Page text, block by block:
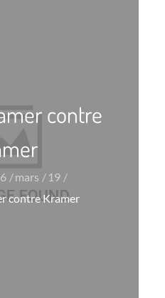
contre
mars
19
contre Kramer